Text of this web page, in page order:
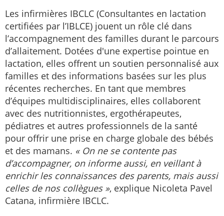
Les infirmières IBCLC (Consultantes en lactation
certifiées par l’IBLCE) jouent un rôle clé dans
l’accompagnement des familles durant le parcours
d’allaitement. Dotées d'une expertise pointue en
lactation, elles offrent un soutien personnalisé aux
familles et des informations basées sur les plus
récentes recherches. En tant que membres
d’équipes multidisciplinaires, elles collaborent
avec des nutritionnistes, ergothérapeutes,
pédiatres et autres professionnels de la santé
pour offrir une prise en charge globale des bébés
et des mamans. « On ne se contente pas
d’accompagner, on informe aussi, en veillant à
enrichir les connaissances des parents, mais aussi
celles de nos collègues », explique Nicoleta Pavel
Catana, infirmière IBCLC.